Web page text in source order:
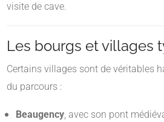
visite de cave.
Les bourgs et villages
Certains villages sont de véritables
du parcours :
Beaugency, avec son pont